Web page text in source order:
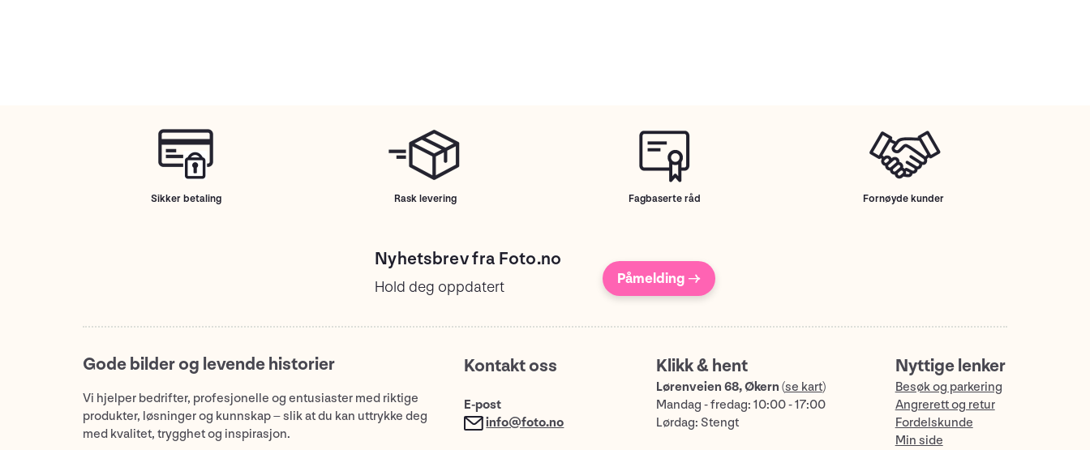
Sikker betaling Rask levering Fagbaserte råd Fornøyde kunder
Nyhetsbrev fra Foto.no
Hold deg oppdatert Påmelding →
Gode bilder og levende historier
Vi hjelper bedrifter, profesjonelle og entusiaster med riktige
produkter, løsninger og kunnskap – slik at du kan uttrykke deg
med kvalitet, trygghet og inspirasjon.
Kontakt oss
E-post
info@foto.no
Klikk & hent
Lørenveien 68, Økern (se kart)
Mandag - fredag: 10:00 - 17:00
Lørdag: Stengt
Nyttige lenker
Besøk og parkering
Angrerett og retur
Fordelskunde
Min side